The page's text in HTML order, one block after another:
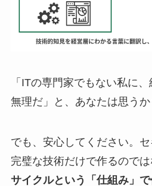
「ITの専門家でもない私に
無理だ」と、あなたは思うか
でも、安心してください。セ
完璧な技術だけで作るのでは
サイクルという「仕組み」